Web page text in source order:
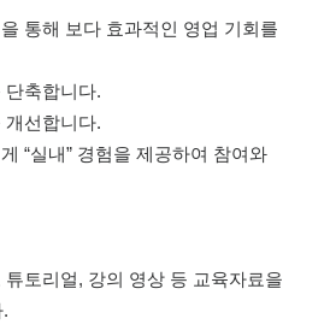
통해 보다 효과적인 영업 기회를
축합니다.
선합니다.
“실내” 경험을 제공하여 참여와
토리얼, 강의 영상 등 교육자료을